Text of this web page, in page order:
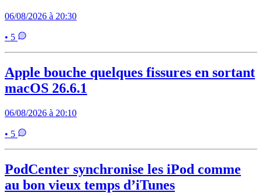
06/08/2026 à 20:30
• 5
Apple bouche quelques fissures en sortant
macOS 26.6.1
06/08/2026 à 20:10
• 5
PodCenter synchronise les iPod comme
au bon vieux temps d’iTunes